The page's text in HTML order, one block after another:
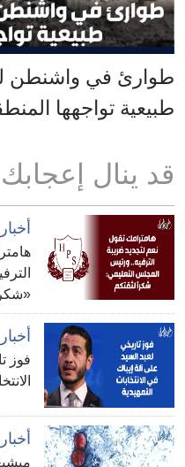
طوارئ في واشنطن
طبيعية تواجهها
قد ينال
فوز